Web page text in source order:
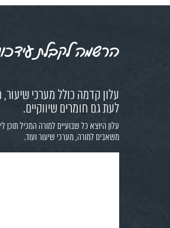
הרשמה לקבלת
עלון קדמה כולל מערכי
לעת גם חומרים שיווקיים.
עלון היוצא כל שבועיים למורה המכיל תוכן
משאבים למורה, מערכי שיעור ועוד.